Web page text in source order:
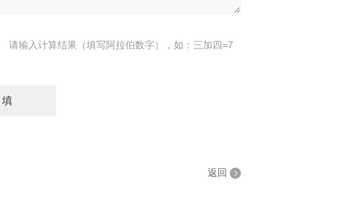
请输入计算结果（填写阿拉伯数字），如：三加四=7
返回